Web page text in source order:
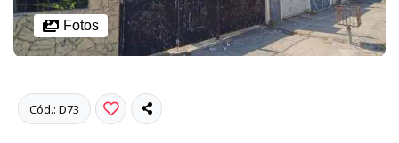
Fotos
Cód.: D73